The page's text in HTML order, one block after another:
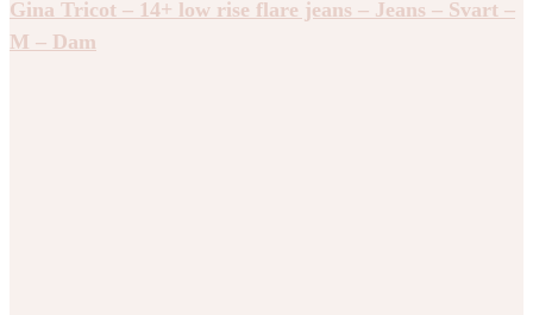
Gina Tricot – 14+ low rise flare jeans – Jeans – Svart –
M – Dam